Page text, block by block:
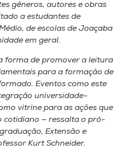
gêneros, autores e obras
a estudantes de
de escolas de Joaçaba
em geral.
forma de promover a leitura
para a formação de
Eventos como este
universidade-
vitrine para as ações que
cotidiano — ressalta o pró-
Extensão e
Kurt Schneider.